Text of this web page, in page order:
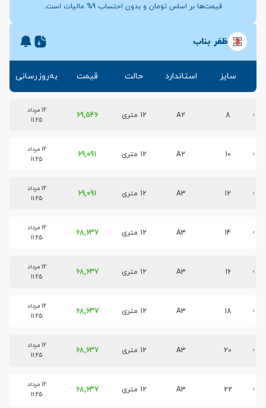
قیمت‌ها بر اساس تومان و بدون احتساب 9% مالیات است.
ظفر بناب
سایز استاندارد حالت قیمت به‌روزرسانی
8
A2 12 متری 69,546
12 مرداد
11:25
10
A2 12 متری 69,091
12 مرداد
11:25
12
A3 12 متری 69,091
12 مرداد
11:25
14
A3 12 متری 68,637
12 مرداد
11:25
16
A3 12 متری 68,637
12 مرداد
11:25
18
A3 12 متری 68,637
12 مرداد
11:25
20
A3 12 متری 68,637
12 مرداد
11:25
22
A3 12 متری 68,637
12 مرداد
11:25